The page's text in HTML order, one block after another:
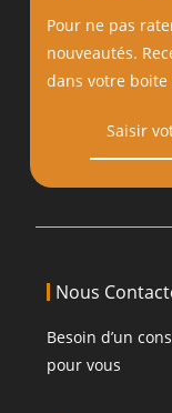
Pour ne pas
nouveautés.
dans votre boite
Nous
Besoin d’un
pour vous